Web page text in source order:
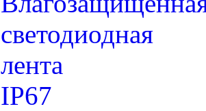
светодиодная
лента
IP67